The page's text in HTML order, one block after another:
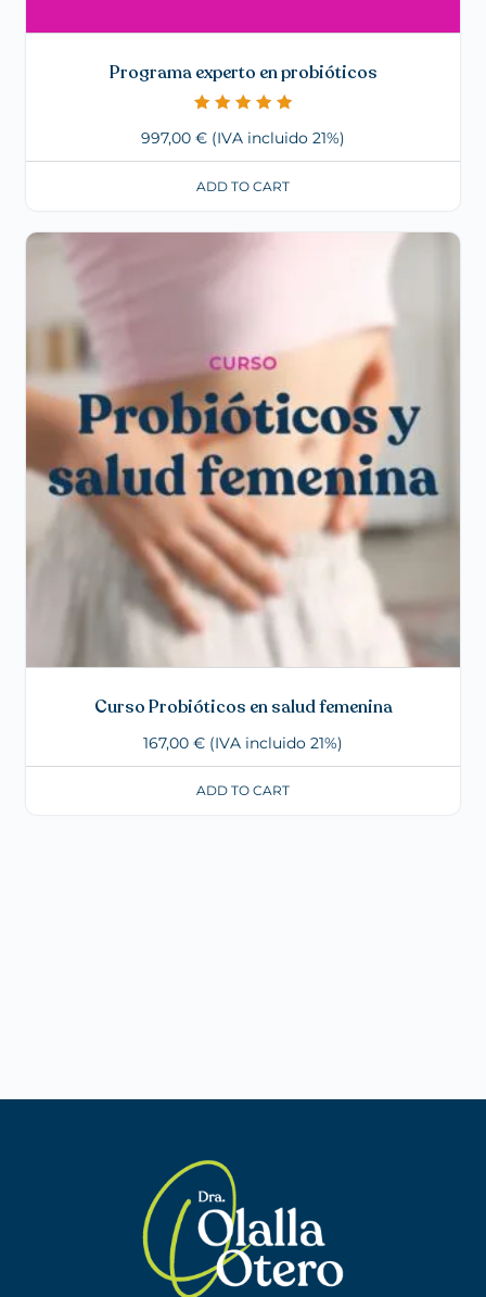
Programa experto en probióticos
5.00
de 5
997,00 € (IVA incluido 21%)
ADD TO CART
Curso Probióticos en salud femenina
167,00 € (IVA incluido 21%)
ADD TO CART